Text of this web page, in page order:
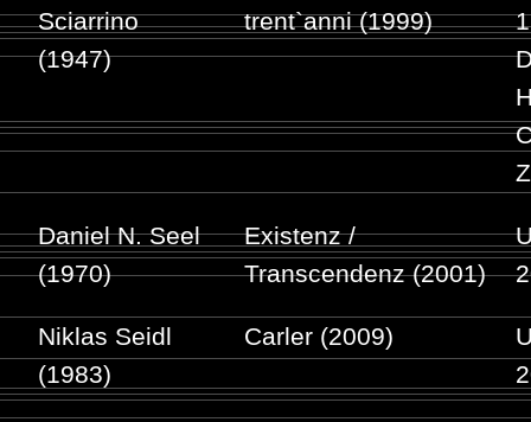
Sciarrino
(1947)
trent`anni (1999)
Daniel N. Seel
(1970)
Existenz /
Transcendenz (2001)
Niklas Seidl
(1983)
Carler (2009)